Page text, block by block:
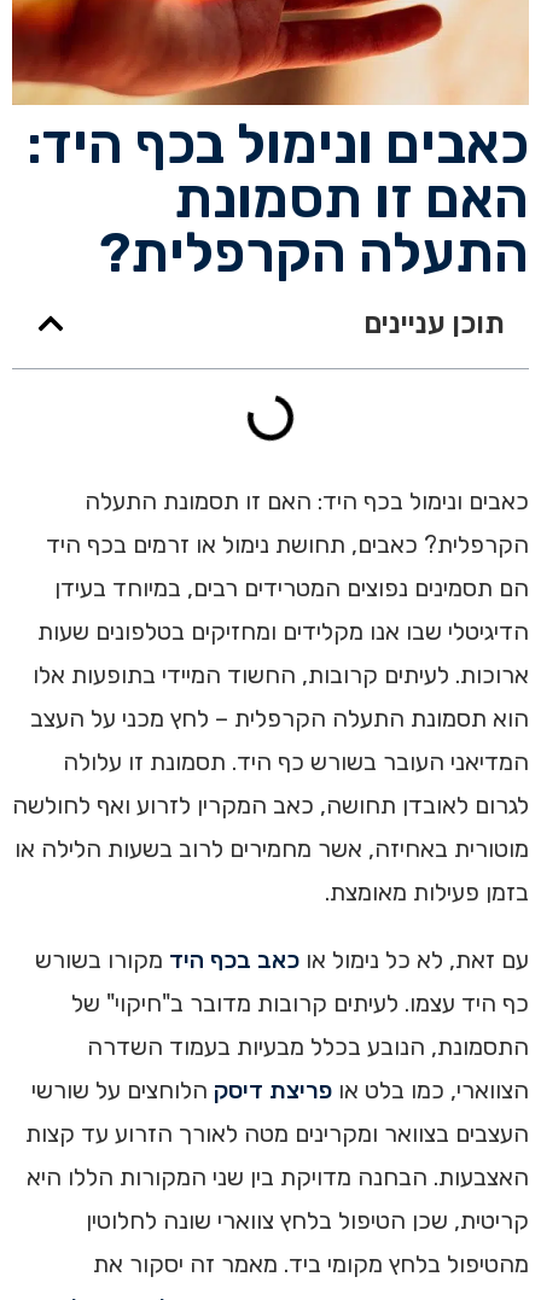
כאבים ונימול בכף היד:
האם זו תסמונת
התעלה הקרפלית?
תוכן עניינים
כאבים ונימול בכף היד: האם זו תסמונת התעלה
הקרפלית? כאבים, תחושת נימול או זרמים בכף היד
הם תסמינים נפוצים המטרידים רבים, במיוחד בעידן
הדיגיטלי שבו אנו מקלידים ומחזיקים בטלפונים שעות
ארוכות. לעיתים קרובות, החשוד המיידי בתופעות אלו
הוא תסמונת התעלה הקרפלית – לחץ מכני על העצב
המדיאני העובר בשורש כף היד. תסמונת זו עלולה
לגרום לאובדן תחושה, כאב המקרין לזרוע ואף לחולשה
מוטורית באחיזה, אשר מחמירים לרוב בשעות הלילה או
בזמן פעילות מאומצת.
עם זאת, לא כל נימול או כאב בכף היד מקורו בשורש
כף היד עצמו. לעיתים קרובות מדובר ב"חיקוי" של
התסמונת, הנובע בכלל מבעיות בעמוד השדרה
הצווארי, כמו בלט או פריצת דיסק הלוחצים על שורשי
העצבים בצוואר ומקרינים מטה לאורך הזרוע עד קצות
האצבעות. הבחנה מדויקת בין שני המקורות הללו היא
קריטית, שכן הטיפול בלחץ צווארי שונה לחלוטין
מהטיפול בלחץ מקומי ביד. מאמר זה יסקור את